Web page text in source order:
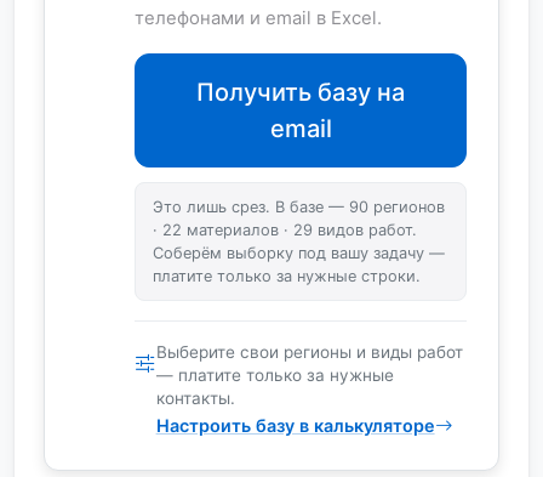
телефонами и email в Excel.
Получить базу на
email
Это лишь срез. В базе — 90 регионов
· 22 материалов · 29 видов работ.
Соберём выборку под вашу задачу —
платите только за нужные строки.
Выберите свои регионы и виды работ
— платите только за нужные
контакты.
Настроить базу в калькуляторе